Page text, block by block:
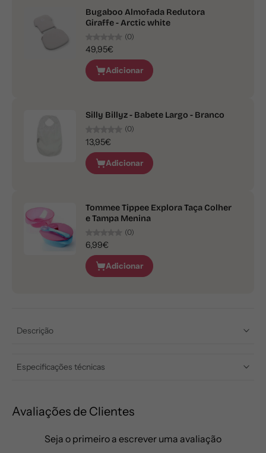
Bugaboo Almofada Redutora
Giraffe - Arctic white
(0)
49,95€
Adicionar
Silly Billyz - Babete Largo - Branco
(0)
13,95€
Adicionar
Tommee Tippee Explora Taça Colher
e Tampa Menina
(0)
6,99€
Adicionar
Descrição
Especificações técnicas
Avaliações de Clientes
Seja o primeiro a escrever uma avaliação